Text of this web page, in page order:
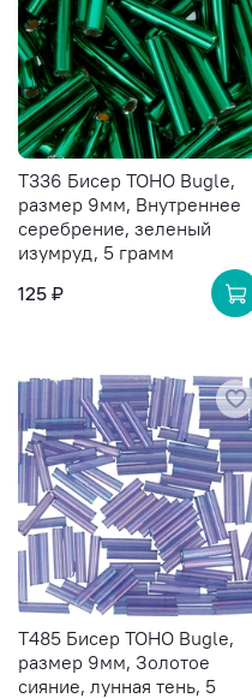
T336 Бисер TOHO Bugle,
размер 9мм, Внутреннее
серебрение, зеленый
изумруд, 5 грамм
125 ₽
T485 Бисер TOHO Bugle,
размер 9мм, Золотое
сияние, лунная тень, 5